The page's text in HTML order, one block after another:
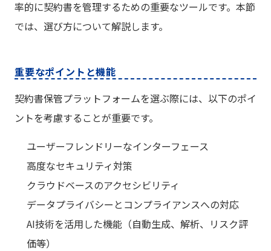
率的に契約書を管理するための重要なツールです。本節
では、選び方について解説します。
重要なポイントと機能
契約書保管プラットフォームを選ぶ際には、以下のポイ
ントを考慮することが重要です。
ユーザーフレンドリーなインターフェース
高度なセキュリティ対策
クラウドベースのアクセシビリティ
データプライバシーとコンプライアンスへの対応
AI技術を活用した機能（自動生成、解析、リスク評
価等）